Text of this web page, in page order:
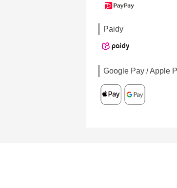
Paidy
Google Pay / Apple